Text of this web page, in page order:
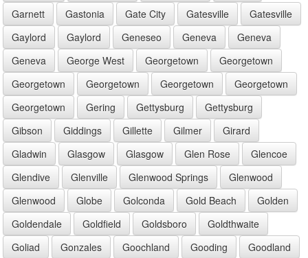
Garnett
Gastonia Gate City Gatesville
Gatesville
Gaylord
Gaylord Geneseo Geneva
Geneva
Geneva
George West Georgetown
Georgetown
Georgetown
Georgetown Georgetown
Georgetown
Georgetown
Gering Gettysburg
Gettysburg
Gibson
Giddings Gillette Gilmer
Girard
Gladwin
Glasgow Glasgow Glen Rose
Glencoe
Glendive
Glenville Glenwood Springs
Glenwood
Glenwood
Globe Golconda Gold Beach
Golden
Goldendale
Goldfield Goldsboro
Goldthwaite
Goliad
Gonzales Goochland Gooding
Goodland